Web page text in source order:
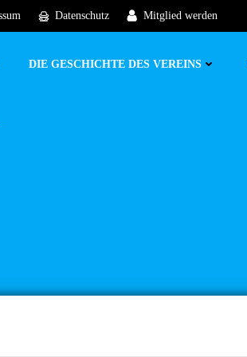
Datenschutz Mitglied werden
DIE GESCHICHTE DES VEREINS